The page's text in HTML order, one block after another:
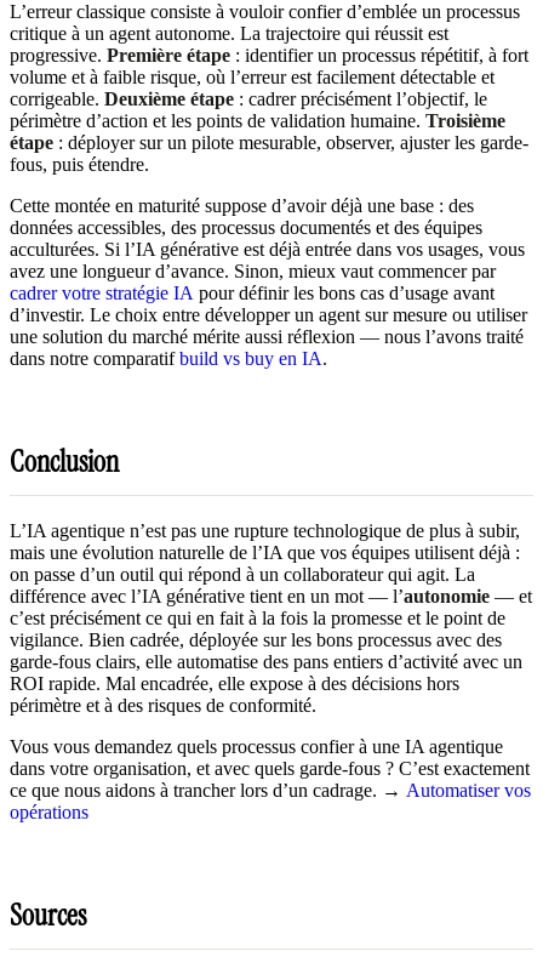
L’erreur classique consiste à vouloir confier d’emblée un processus
critique à un agent autonome. La trajectoire qui réussit est
progressive. Première étape : identifier un processus répétitif, à fort
volume et à faible risque, où l’erreur est facilement détectable et
corrigeable. Deuxième étape : cadrer précisément l’objectif, le
périmètre d’action et les points de validation humaine. Troisième
étape : déployer sur un pilote mesurable, observer, ajuster les garde-
fous, puis étendre.
Cette montée en maturité suppose d’avoir déjà une base : des
données accessibles, des processus documentés et des équipes
acculturées. Si l’IA générative est déjà entrée dans vos usages, vous
avez une longueur d’avance. Sinon, mieux vaut commencer par
cadrer votre stratégie IA pour définir les bons cas d’usage avant
d’investir. Le choix entre développer un agent sur mesure ou utiliser
une solution du marché mérite aussi réflexion — nous l’avons traité
dans notre comparatifbuild vs buy en IA.
Conclusion
L’IA agentique n’est pas une rupture technologique de plus à subir,
mais une évolution naturelle de l’IA que vos équipes utilisent déjà :
on passe d’un outil qui répond à un collaborateur qui agit. La
différence avec l’IA générative tient en un mot — l’autonomie — et
c’est précisément ce qui en fait à la fois la promesse et le point de
vigilance. Bien cadrée, déployée sur les bons processus avec des
garde-fous clairs, elle automatise des pans entiers d’activité avec un
ROI rapide. Mal encadrée, elle expose à des décisions hors
périmètre et à des risques de conformité.
Vous vous demandez quels processus confier à une IA agentique
dans votre organisation, et avec quels garde-fous ? C’est exactement
ce que nous aidons à trancher lors d’un cadrage. → Automatiser vos
opérations
Sources